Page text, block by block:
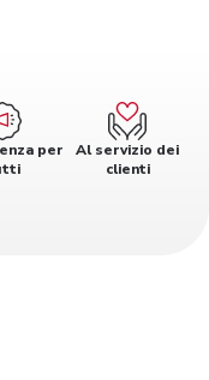
per
Al servizio dei
clienti